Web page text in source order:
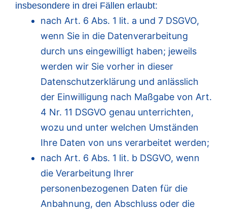
insbesondere in drei Fällen erlaubt:
nach Art. 6 Abs. 1 lit. a und 7 DSGVO,
wenn Sie in die Datenverarbeitung
durch uns eingewilligt haben; jeweils
werden wir Sie vorher in dieser
Datenschutzerklärung und anlässlich
der Einwilligung nach Maßgabe von Art.
4 Nr. 11 DSGVO genau unterrichten,
wozu und unter welchen Umständen
Ihre Daten von uns verarbeitet werden;
nach Art. 6 Abs. 1 lit. b DSGVO, wenn
die Verarbeitung Ihrer
personenbezogenen Daten für die
Anbahnung, den Abschluss oder die